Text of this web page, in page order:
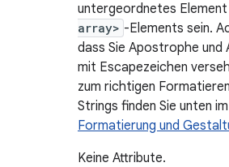
untergeordnetes Element
array> -Elements sein.
dass Sie Apostrophe und
mit Escapezeichen
zum richtigen
Strings finden Sie unten
Formatierung und
Keine Attribute.